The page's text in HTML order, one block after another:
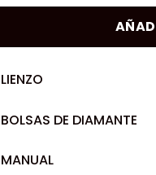
LIENZO
BOLSAS DE DIAMANTE
MANUAL